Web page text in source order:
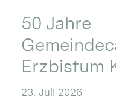
50 Jahre
Erzbistum
23. Juli 2026